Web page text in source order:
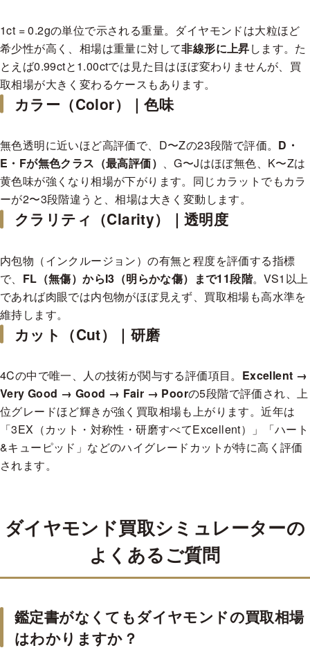
K ¥60,613 ¥54,552 ¥54,552 ¥48,490 ¥48,490 ¥42,429
Excellent
VVS1 VVS2 VS1 VS2
0.300-0.399 cts
D ¥130,734 ¥112,907 ¥101,022
¥106,964 ¥95,079 ¥83,194 ¥71,309
G ¥95,079 ¥83,194 ¥77,252 ¥71,309 ¥71,309 ¥65,367
H ¥83,194 ¥77,252 ¥71,309 ¥65,367 ¥65,367
I ¥71,309 ¥65,367 ¥65,367 ¥59,424 ¥59,424
K ¥59,424 ¥53,482 ¥53,482 ¥47,539 ¥47,539 ¥41,597
VeryGood
VVS1 VVS2 VS1
¥101,616
E ¥106,964 ¥90,920 ¥80,223 ¥74,875 ¥69,527 ¥64,178
F ¥96,268 ¥85,571 ¥74,875 ¥69,527 ¥64,178 ¥58,830
G ¥85,571 ¥74,875 ¥69,527 ¥64,178 ¥64,178 ¥58,830
H ¥74,875 ¥69,527 ¥64,178 ¥58,830 ¥58,830 ¥53,482
I ¥64,178 ¥58,830 ¥58,830 ¥53,482 ¥53,482 ¥48,134
Good
VVS2 VS1 VS2 SI1
D ¥104,587 ¥90,325 ¥80,817 ¥71,309 ¥66,555 ¥61,801
F ¥85,571 ¥76,063 ¥66,555 ¥61,801 ¥57,047 ¥52,293
G ¥76,063 ¥66,555 ¥61,801
1ct = 0.2gの単位で示される重量。ダイヤモンドは大粒ほど
希少性が高く、相場は重量に対して非線形に上昇します。た
とえば0.99ctと1.00ctでは見た目はほぼ変わりませんが、買
取相場が大きく変わるケースもあります。
カラー（Color）｜色味
無色透明に近いほど高評価で、D〜Zの23段階で評価。 D・
E・Fが無色クラス（最高評価） 、G〜Jはほぼ無色、K〜Zは
黄色味が強くなり相場が下がります。同じカラットでもカラ
ーが2〜3段階違うと、相場は大きく変動します。
クラリティ（Clarity）｜透明度
内包物（インクルージョン）の有無と程度を評価する指標
で、 FL（無傷）からI3（明らかな傷）まで11段階。VS1以上
であれば肉眼では内包物がほぼ見えず、買取相場も高水準を
維持します。
カット（Cut）｜研磨
4Cの中で唯一、人の技術が関与する評価項目。 Excellent →
Very Good → Good → Fair → Poorの5段階で評価され、上
位グレードほど輝きが強く買取相場も上がります。近年は
「3EX（カット・対称性・研磨すべてExcellent）」「ハート
&キューピッド」などのハイグレードカットが特に高く評価
されます。
ダイヤモンド買取シミュレーターの
よくあるご質問
鑑定書がなくてもダイヤモンドの買取相場
はわかりますか？